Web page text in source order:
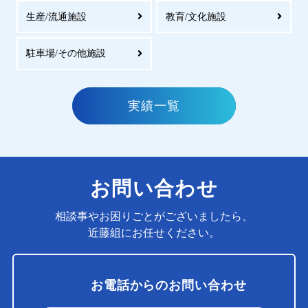
生産/流通施設 教育/文化施設
駐車場/その他施設
実績一覧
お問い合わせ
相談事やお困りごとがございましたら、
近藤組にお任せください。
お電話からのお問い合わせ